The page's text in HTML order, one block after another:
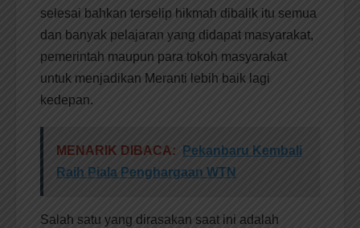
selesai bahkan terselip hikmah dibalik itu semua
dan banyak pelajaran yang didapat masyarakat,
pemerintah maupun para tokoh masyarakat
untuk menjadikan Meranti lebih baik lagi
kedepan.
MENARIK DIBACA:
Pekanbaru Kembali
Raih Piala Penghargaan WTN
Salah satu yang dirasakan saat ini adalah